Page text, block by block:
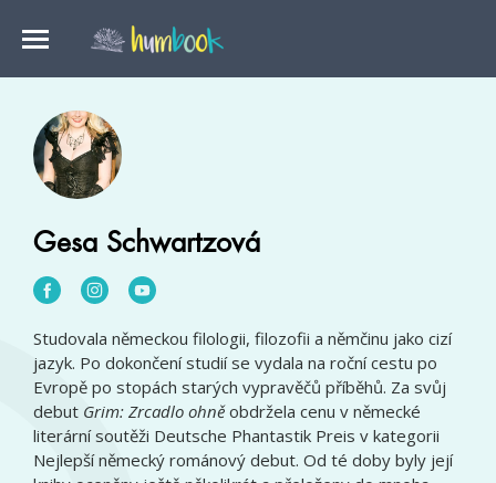
Gesa Schwartzová
Studovala německou filologii, filozofii a němčinu jako cizí
jazyk. Po dokončení studií se vydala na roční cestu po
Evropě po stopách starých vypravěčů příběhů. Za svůj
debut Grim: Zrcadlo ohněobdržela cenu v německé
literární soutěži Deutsche Phantastik Preis v kategorii
Nejlepší německý románový debut. Od té doby byly její